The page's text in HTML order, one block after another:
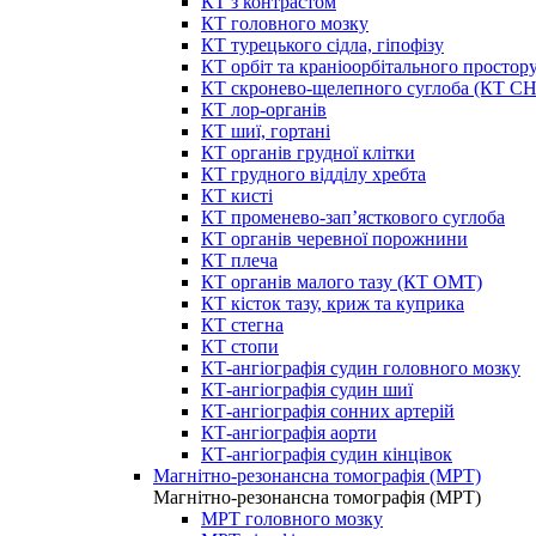
КТ головного мозку
КТ турецького сідла, гіпофізу
КТ орбіт та краніоорбітального
КТ скронево-щелепного суглоба (КТ
КТ лор-органів
КТ шиї, гортані
КТ органів грудної клітки
КТ грудного відділу хребта
КТ кисті
КТ променево-зап’ясткового суглоба
КТ органів черевної порожнини
КТ плеча
КТ органів малого тазу (КТ ОМТ)
КТ кісток тазу, криж та куприка
КТ стегна
КТ стопи
КТ-ангіографія судин головного мозку
КТ-ангіографія судин шиї
КТ-ангіографія сонних артерій
КТ-ангіографія аорти
КТ-ангіографія судин кінцівок
Магнітно-резонансна томографія (МРТ)
Магнітно-резонансна томографія (МРТ)
МРТ головного мозку